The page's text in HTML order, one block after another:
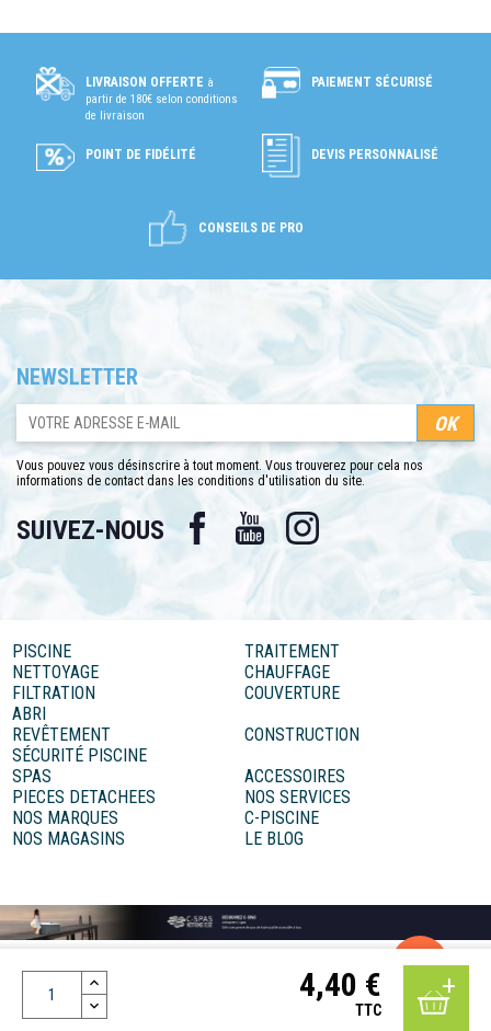
4,40 €
TTC
LIVRAISON OFFERTE à
partir de 180€ selon conditions
de livraison
PAIEMENT SÉCURISÉ
POINT DE FIDÉLITÉ DEVIS PERSONNALISÉ
CONSEILS DE PRO
NEWSLETTER
Vous pouvez vous désinscrire à tout moment. Vous trouverez pour cela nos
informations de contact dans les conditions d'utilisation du site.
SUIVEZ-NOUS Facebook YouTube Instagram
PISCINE
TRAITEMENT
NETTOYAGE
CHAUFFAGE
FILTRATION
COUVERTURE
ABRI
REVÊTEMENT
CONSTRUCTION
SÉCURITÉ PISCINE
SPAS
ACCESSOIRES
PIECES DETACHEES
NOS SERVICES
NOS MARQUES
C-PISCINE
NOS MAGASINS
LE BLOG
Mentions légales
Conditions générales de vente
Données personnelles
Réalisation MOTION4EVER